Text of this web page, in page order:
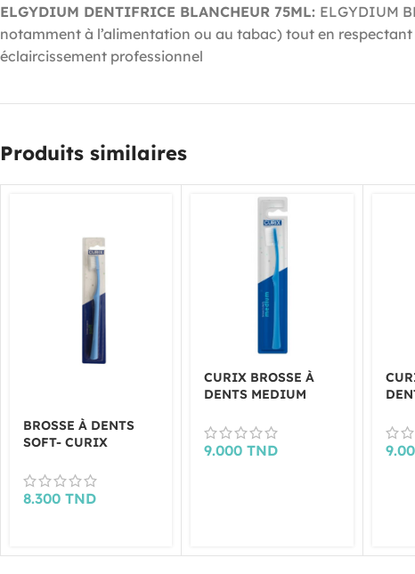
ELGYDIUM DENTIFRICE BLANCHEUR 75ML: ELGYDIUM
notamment à l’alimentation ou au tabac) tout en
éclaircissement professionnel
Produits similaires
BROSSE À DENTS
SOFT- CURIX
8.300 TND
CURIX BROSSE À
DENTS MEDIUM
9.000TND